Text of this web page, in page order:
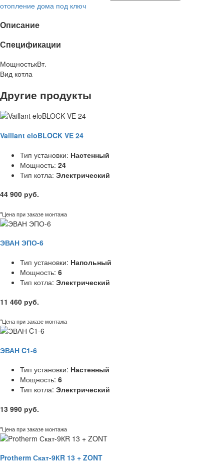
отопление дома под ключ
Описание
Спецификации
МощностькВт.
Вид котла
Другие продукты
Vaillant eloBLOCK VE 24
Тип установки: Настенный
Мощность: 24
Тип котла: Электрический
44 900 руб.
*Цена при заказе монтажа
ЭВАН ЭПО-6
Тип установки: Напольный
Мощность: 6
Тип котла: Электрический
11 460 руб.
*Цена при заказе монтажа
ЭВАН C1-6
Тип установки: Настенный
Мощность: 6
Тип котла: Электрический
13 990 руб.
*Цена при заказе монтажа
Protherm Скат-9КR 13 + ZONT